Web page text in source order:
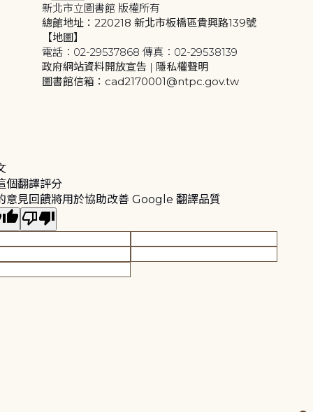
新北市立圖書館 版權所有
總館地址：220218 新北市板橋區貴興路139號
【地圖】
電話：02-29537868 傳真：02-29538139
政府網站資料開放宣告 | 隱私權聲明
圖書館信箱：cad2170001@ntpc.gov.tw
個翻譯評分
意見回饋將用於協助改善 Google 翻譯品質